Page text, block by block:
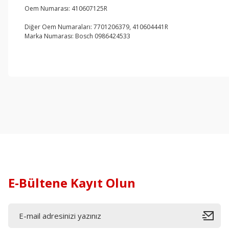
Oem Numarası: 410607125R
Diğer Oem Numaraları: 7701206379, 410604441R
Marka Numarası: Bosch 0986424533
E-Bültene Kayıt Olun